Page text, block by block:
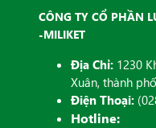
CÔNG TY CỔ PHẦN
-MILIKET
Địa Chỉ: 1230
Xuân, thành
Điện Thoại:
Hotline: